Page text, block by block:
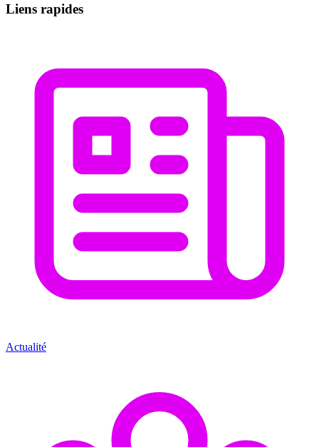
Liens rapides
Actualité